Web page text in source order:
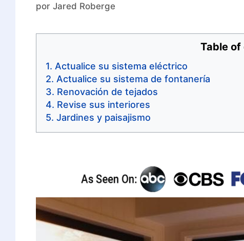
por Jared Roberge
Table
Actualice su sistema eléctrico
Actualice su sistema de fontanería
Renovación de tejados
Revise sus interiores
Jardines y paisajismo